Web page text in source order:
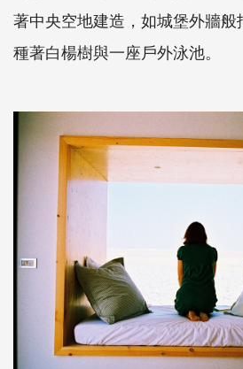
著中央空地建造，如城堡外牆
種著白楊樹與一座戶外泳池。